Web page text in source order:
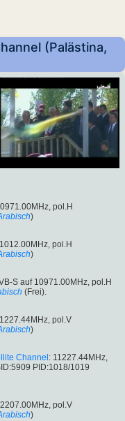
(Palästina,
pol.H
)
pol.H
)
S auf 10971.00MHz, pol.H
(Frei).
pol.V
)
Channel : 11227.44MHz,
PID:1018/1019
pol.V
)